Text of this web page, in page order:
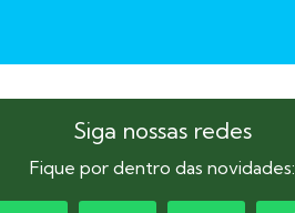
Siga nossas redes
Fique por dentro das novidades: